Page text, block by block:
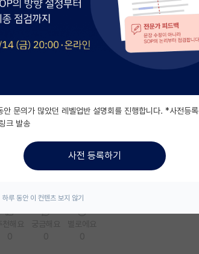
행되는지 아시는 선배님들 계신가요?
안 문의가 많았던 레벨업반 설명회를 진행합니다. *사전등록
크 발송
사전 등록하기
하루 동안 이 컨텐츠 보지 않기